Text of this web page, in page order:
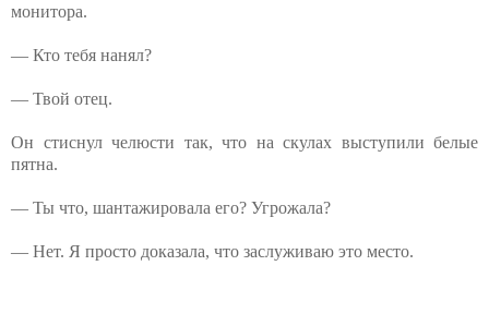
монитора.
— Кто тебя нанял?
— Твой отец.
Он стиснул челюсти так, что на скулах выступили белые
пятна.
— Ты что, шантажировала его? Угрожала?
— Нет. Я просто доказала, что заслуживаю это место.